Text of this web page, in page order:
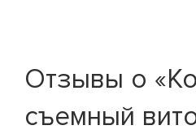
Отзывы о
съемный